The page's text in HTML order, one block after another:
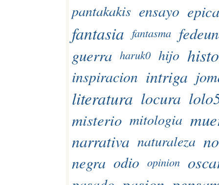
pantakakis ensayo epica
fantasia fantasma
guerra haruk0 hijo
inspiracion intriga
literatura locura
misterio mitologia
narrativa naturaleza
negra odio opinion